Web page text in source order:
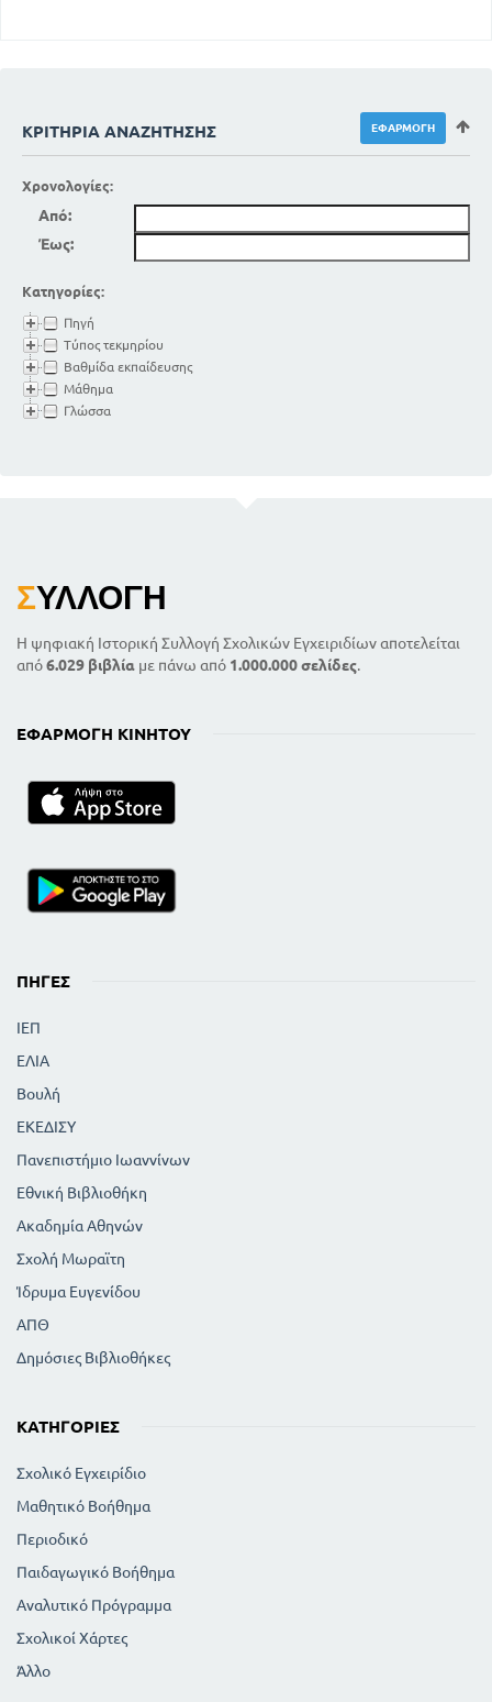
ΚΡΙΤΉΡΙΑ ΑΝΑΖΉΤΗΣΗΣ
Χρονολογίες:
Από:
Έως:
Κατηγορίες:
Πηγή
Τύπος τεκμηρίου
Βαθμίδα εκπαίδευσης
Μάθημα
Γλώσσα
ΣΥΛΛΟΓΉ
Η ψηφιακή Ιστορική Συλλογή Σχολικών Εγχειριδίων αποτελείται
από6.029 βιβλία με πάνω από 1.000.000 σελίδες.
ΕΦΑΡΜΟΓΉ ΚΙΝΗΤΟΎ
ΠΗΓΈΣ
ΙΕΠ
ΕΛΙΑ
Βουλή
ΕΚΕΔΙΣΥ
Πανεπιστήμιο Ιωαννίνων
Εθνική Βιβλιοθήκη
Ακαδημία Αθηνών
Σχολή Μωραϊτη
Ίδρυμα Ευγενίδου
ΑΠΘ
Δημόσιες Βιβλιοθήκες
ΚΑΤΗΓΟΡΊΕΣ
Σχολικό Εγχειρίδιο
Μαθητικό Βοήθημα
Περιοδικό
Παιδαγωγικό Βοήθημα
Αναλυτικό Πρόγραμμα
Σχολικοί Χάρτες
Άλλο